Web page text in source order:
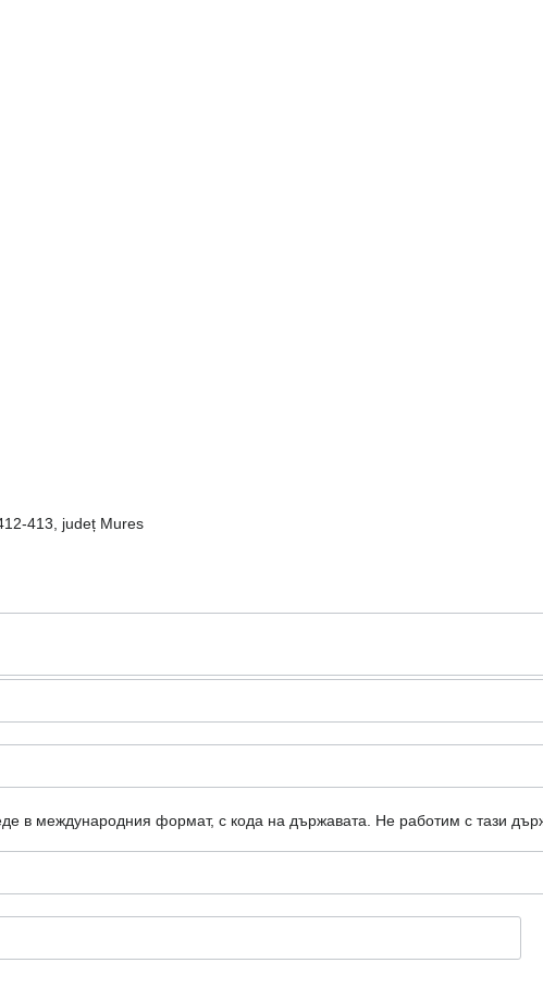
413, județ Mures
в международния формат, с кода на държавата. Не работим с тази